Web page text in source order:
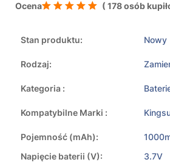
Ocena ( 178 osób
Stan produktu: Nowy
Rodzaj:
Kategoria :
Kompatybilne Marki :
Pojemność (mAh):
Napięcie baterii (V):
3.7V